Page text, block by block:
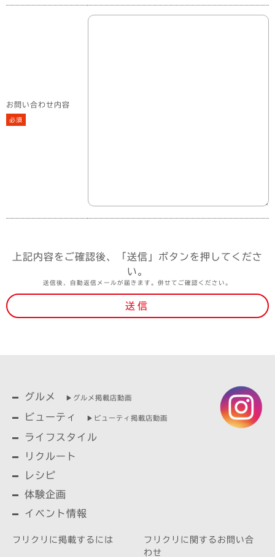
お問い合わせ内容
必須
上記内容をご確認後、「送信」ボタンを押してくださ
い。
送信後、自動返信メールが届きます。併せてご確認ください。
グルメ ▶︎グルメ掲載店動画
ビューティ ▶︎ビューティ掲載店動画
ライフスタイル
リクルート
レシピ
体験企画
イベント情報
フリクリに掲載するには
フリクリに関するお問い合
わせ